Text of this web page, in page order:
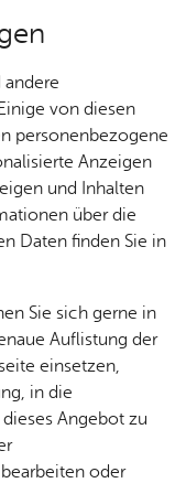
Um­
Ge­
sund­
heit &
kum
entdecken –
Einheimische
zu Wasser und
von diesen
personenbezogene
Anzeigen
und Inhalten
über die
Daten finden Sie in
Sie sich gerne in
Auflistung der
einsetzen,
in die
Angebot zu
oder